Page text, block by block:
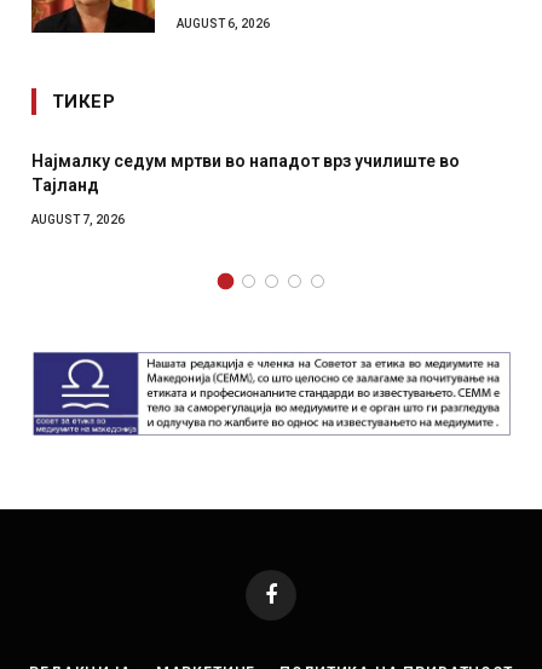
AUGUST 6, 2026
ТИКЕР
СОЗИС: Украинците повеќе им веруваат на генералите
отколку на Зеленски
AUGUST 7, 2026
Facebook